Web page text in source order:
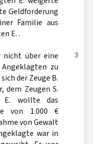
Geldforderung
Familie aus
E. .
3
nicht über eine
zu
der Zeuge B.
dem Zeugen S.
E. wollte das
von 1.000 €
von Gewalt
war in